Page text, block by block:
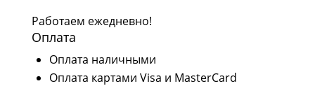
Работаем ежедневно!
Оплата
Оплата наличными
Оплата картами Visa и MasterCard